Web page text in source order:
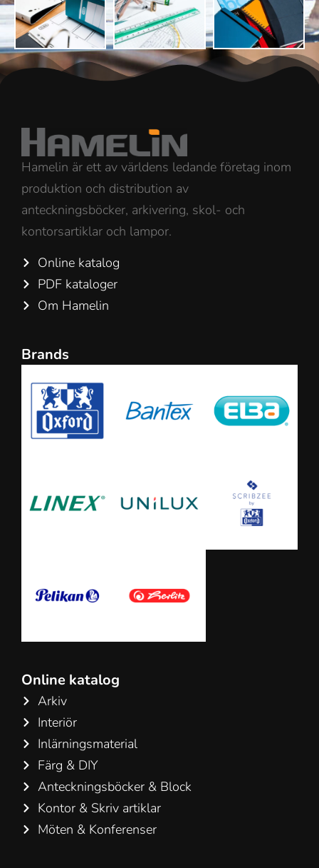
Hamelin är ett av världens ledande företag inom
produktion och distribution av
anteckningsböcker, arkivering, skol- och
kontorsartiklar och lampor.
Online katalog
PDF kataloger
Om Hamelin
Brands
Online katalog
Arkiv
Interiör
Inlärningsmaterial
Färg & DIY
Anteckningsböcker & Block
Kontor & Skriv artiklar
Möten & Konferenser